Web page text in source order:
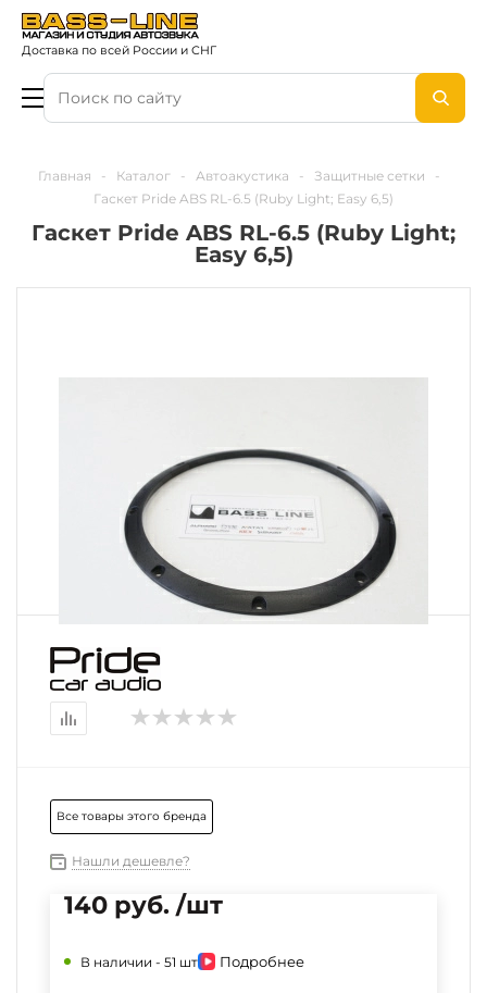
Доставка по всей России и СНГ
Главная - Каталог - Автоакустика - Защитные сетки
-
Гаскет Pride ABS RL-6.5 (Ruby Light; Easy 6,5)
Гаскет Pride ABS RL-6.5 (Ruby Light;
Easy 6,5)
Все товары этого бренда
Нашли дешевле?
140 руб. /шт
В наличии - 51 шт Подробнее